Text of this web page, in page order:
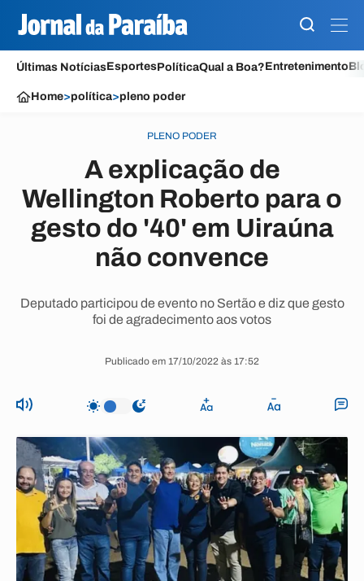
Últimas NotíciasEsportesPolíticaQual a Boa?Entretenimento
Home>política>pleno poder
PLENO PODER
A explicação de
Wellington Roberto para o
gesto do '40' em Uiraúna
não convence
Deputado participou de evento no Sertão e diz que gesto
foi de agradecimento aos votos
Publicado em 17/10/2022 às 17:52